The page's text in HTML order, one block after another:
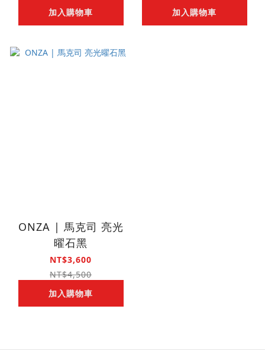
加入購物車
加入購物車
ONZA | 馬克司 亮光
曜石黑
NT$3,600
NT$4,500
加入購物車